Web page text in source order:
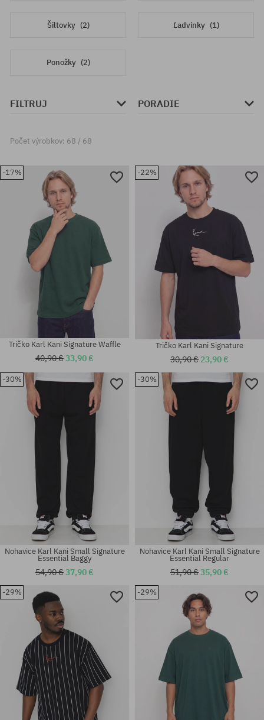
Šiltovky (2) Ľadvinky (1)
Ponožky (2)
FILTRUJ PORADIE
Počet výrobkov: 68 / 68
-17%
Dostupné veľkosti:
Tričko Karl Kani Signature Waffle
40,90 €33,90 €
-22%
Dostupné veľkosti:
Tričko Karl Kani Signature
30,90 € 23,90 €
-30%
Nohavice Karl Kani Small Signature
Essential Baggy
54,90 €37,90 €
-30%
Nohavice Karl Kani Small Signature
Essential Regular
51,90 €35,90 €
-29% -29%